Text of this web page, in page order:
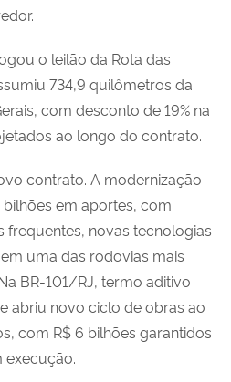
o leilão da Rota das
734,9 quilômetros da
com desconto de 19% na
ao longo do contrato.
contrato. A modernização
bilhões em aportes, com
frequentes, novas tecnologias
uma das rodovias mais
BR-101/RJ, termo aditivo
abriu novo ciclo de obras ao
com R$ 6 bilhões garantidos
execução.